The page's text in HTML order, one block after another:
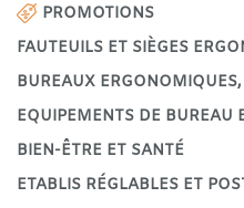
PROMOTIONS
FAUTEUILS ET SIÈGES
BUREAUX
EQUIPEMENTS DE BUREAU
BIEN-ÊTRE ET SANTÉ
ETABLIS RÉGLABLES ET